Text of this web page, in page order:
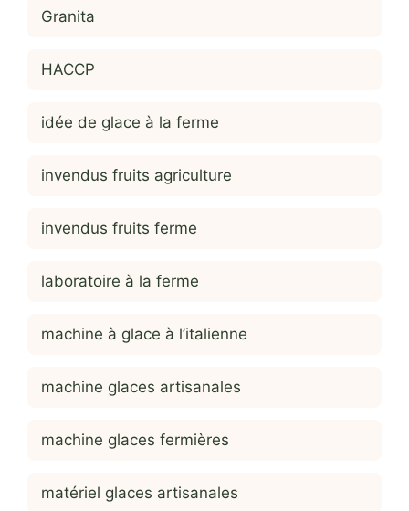
Granita
HACCP
idée de glace à la ferme
invendus fruits agriculture
invendus fruits ferme
laboratoire à la ferme
machine à glace à l’italienne
machine glaces artisanales
machine glaces fermières
matériel glaces artisanales